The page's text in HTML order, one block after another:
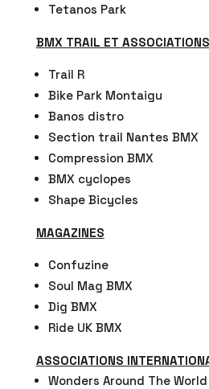
Tetanos Park
BMX TRAIL ET ASSOCIATIONS
Trail R
Bike Park Montaigu
Banos distro
Section trail Nantes BMX
Compression BMX
BMX cyclopes
Shape Bicycles
MAGAZINES
Confuzine
Soul Mag BMX
Dig BMX
Ride UK BMX
ASSOCIATIONS
Wonders Around The World